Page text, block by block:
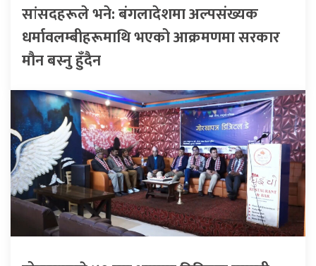
सांसदहरूले भने: बंगलादेशमा अल्पसंख्यक
धर्मावलम्बीहरूमाथि भएको आक्रमणमा सरकार
मौन बस्नु हुँदैन